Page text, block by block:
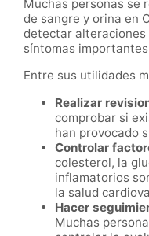
Muchas personas se
de sangre y orina en
detectar alteraciones
síntomas
Entre sus utilidades
Realizar
comprobar si
han provocado
Controlar
colesterol, la
inflamatorios
la salud
Hacer
Muchas